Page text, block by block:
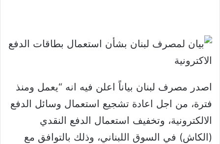
اصدر مصرف لبنان بياناً اعلن فيه انه “يعمل ومنذ
فترة، من اجل اعادة تشجيع استعمال وسائل الدفع
الالكترونية، وتخفيف استعمال الدفع النقدي
(الكاش) في السوق اللبناني، وذلك بالتوافق مع